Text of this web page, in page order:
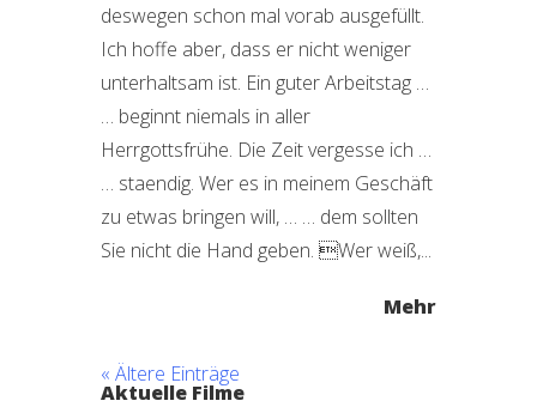
deswegen schon mal vorab ausgefüllt.
Ich hoffe aber, dass er nicht weniger
unterhaltsam ist. Ein guter Arbeitstag …
… beginnt niemals in aller
Herrgottsfrühe. Die Zeit vergesse ich …
… staendig. Wer es in meinem Geschäft
zu etwas bringen will, … … dem sollten
Sie nicht die Hand geben. Wer weiß,...
Mehr
« Ältere Einträge
Aktuelle Filme